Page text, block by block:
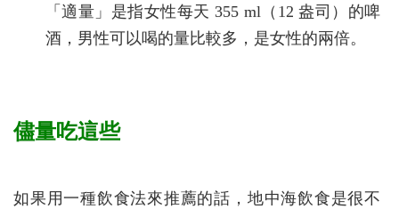
「適量」是指女性每天 355 ml（12 盎司）的啤
酒，男性可以喝的量比較多，是女性的兩倍。
儘量吃這些
如果用一種飲食法來推薦的話，地中海飲食是很不